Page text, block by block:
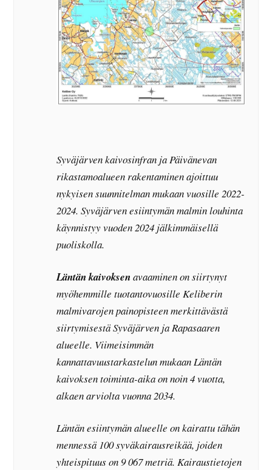
Syväjärven kaivosinfran ja Päivänevan
rikastamoalueen rakentaminen ajoittuu
nykyisen suunnitelman mukaan vuosille 2022-
2024. Syväjärven esiintymän malmin louhinta
käynnistyy vuoden 2024 jälkimmäisellä
puoliskolla.
Läntän kaivoksen avaaminen on siirtynyt
myöhemmille tuotantovuosille Keliberin
malmivarojen painopisteen merkittävästä
siirtymisestä Syväjärven ja Rapasaaren
alueelle. Viimeisimmän
kannattavuustarkastelun mukaan Läntän
kaivoksen toiminta-aika on noin 4 vuotta,
alkaen arviolta vuonna 2034.
Läntän esiintymän alueelle on kairattu tähän
mennessä 100 syväkairausreikää, joiden
yhteispituus on 9 067 metriä. Kairaustietojen